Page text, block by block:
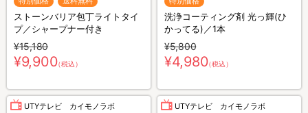
ストーンバリア包丁ライトタイ
プ／シャープナー付き
¥15,180
¥9,900（税込）
洗浄コーティング剤 光っ輝(ひ
かってる)／1本
¥5,800
¥4,980（税込）
UTYテレビ カイモノラボ UTYテレビ カイモノラボ